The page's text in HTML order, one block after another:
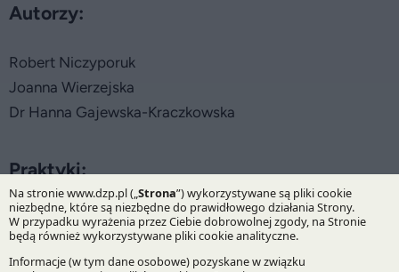
Autorzy:
Robert Niczyporuk
Joanna Wierzejska
Dr Hanna Gajewska-Kraczkowska
Praktyki:
Podatki
Prawo Spółek, Fuzje i Przejęcia